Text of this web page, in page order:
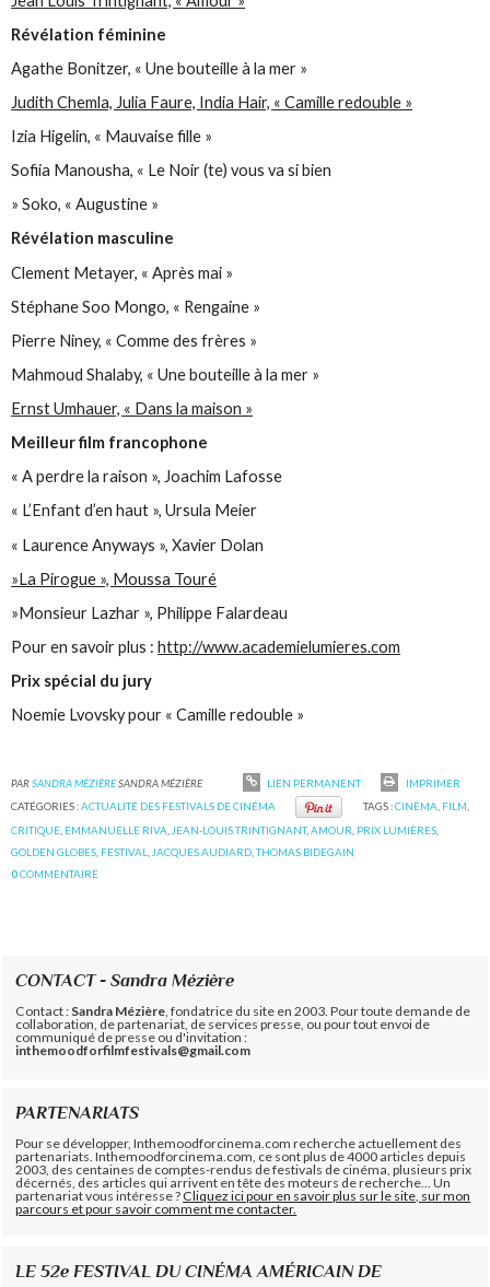
Révélation féminine
Agathe Bonitzer, « Une bouteille à la mer »
Judith Chemla, Julia Faure, India Hair, « Camille redouble »
Izia Higelin, « Mauvaise fille »
Sofiia Manousha, « Le Noir (te) vous va si bien
» Soko, « Augustine »
Révélation masculine
Clement Metayer, « Après mai »
Stéphane Soo Mongo, « Rengaine »
Pierre Niney, « Comme des frères »
Mahmoud Shalaby, « Une bouteille à la mer »
Ernst Umhauer, « Dans la maison »
Meilleur film francophone
« A perdre la raison », Joachim Lafosse
« L’Enfant d’en haut », Ursula Meier
« Laurence Anyways », Xavier Dolan
»La Pirogue », Moussa Touré
»Monsieur Lazhar », Philippe Falardeau
Pour en savoir plus :http://www.academielumieres.com
Prix spécial du jury
Noemie Lvovsky pour « Camille redouble »
PARSANDRA MÉZIÈRESANDRA MÉZIÈRE LIEN PERMANENT
IMPRIMER
CATÉGORIES :ACTUALITÉ DES FESTIVALS DE CINÉMA TAGS :CINÉMA FILM
CRITIQUE EMMANUELLE RIVA JEAN-LOUIS TRINTIGNANT,AMOUR PRIX LUMIÈRES
GOLDEN GLOBES FESTIVAL JACQUES AUDIARD ,THOMAS BIDEGAIN
0COMMENTAIRE
CONTACT - Sandra Mézière
Contact : Sandra Mézière , fondatrice du site en 2003. Pour toute demande de
collaboration, de partenariat, de services presse, ou pour tout envoi de
communiqué de presse ou d'invitation :
inthemoodforfilmfestivals@gmail.com
PARTENARIATS
Pour se développer, Inthemoodforcinema.com recherche actuellement des
partenariats. Inthemoodforcinema.com, ce sont plus de 4000 articles depuis
2003, des centaines de comptes-rendus de festivals de cinéma, plusieurs prix
décernés, des articles qui arrivent en tête des moteurs de recherche... Un
partenariat vous intéresse ?Cliquez ici pour en savoir plus sur le site, sur mon
parcours et pour savoir comment me contacter.
LE 52e FESTIVAL DU CINÉMA AMÉRICAIN DE